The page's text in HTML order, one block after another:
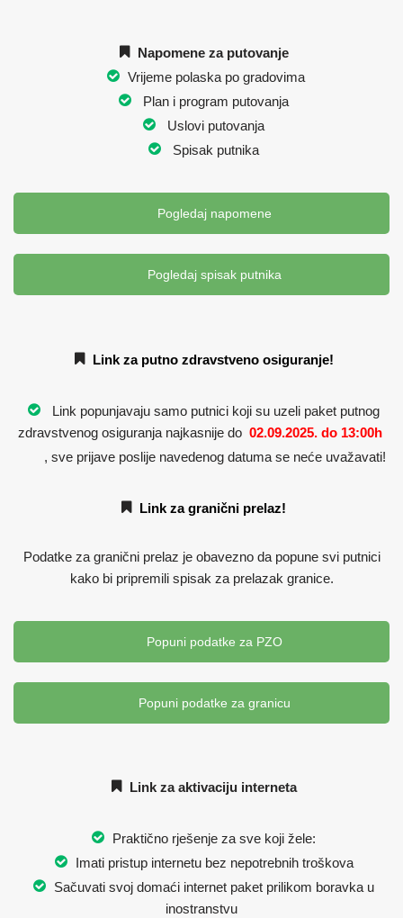
Napomene za putovanje
Vrijeme polaska po gradovima
Plan i program putovanja
Uslovi putovanja
Spisak putnika
Pogledaj napomene
Pogledaj spisak putnika
Link za putno zdravstveno osiguranje!
Link popunjavaju samo putnici koji su uzeli paket putnog
zdravstvenog osiguranja najkasnije do 02.09.2025. do 13:00h
, sve prijave poslije navedenog datuma se neće uvažavati!
Link za granični prelaz!
Podatke za granični prelaz je obavezno da popune svi putnici
kako bi pripremili spisak za prelazak granice.
Popuni podatke za PZO
Popuni podatke za granicu
Link za aktivaciju interneta
Praktično rješenje za sve koji žele:
Imati pristup internetu bez nepotrebnih troškova
Sačuvati svoj domaći internet paket prilikom boravka u
inostranstvu